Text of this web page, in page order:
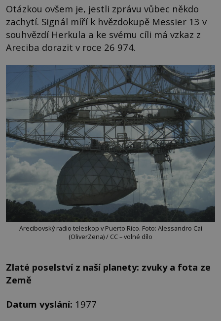
Otázkou ovšem je, jestli zprávu vůbec někdo
zachytí. Signál míří k hvězdokupě Messier 13 v
souhvězdí Herkula a ke svému cíli má vzkaz z
Areciba dorazit v roce 26 974.
Arecibovský radio teleskop v Puerto Rico. Foto: Alessandro Cai
(OliverZena) / CC – volné dílo
Zlaté poselství z naší planety: zvuky a fota ze
Země
Datum vyslání: 1977